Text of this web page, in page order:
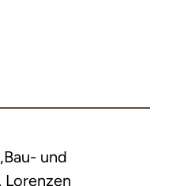
und
Lorenzen